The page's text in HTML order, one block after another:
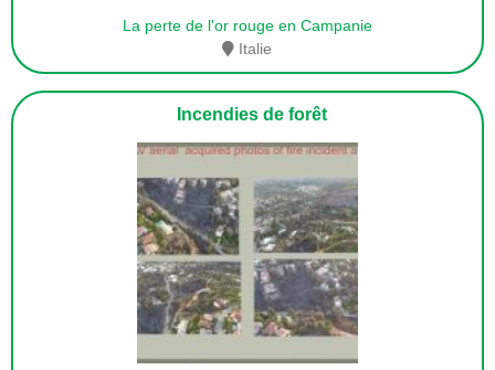
La perte de l'or rouge en Campanie
Italie
Incendies de forêt